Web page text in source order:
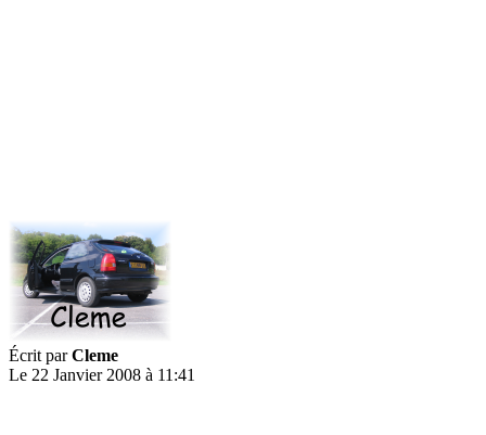
Écrit parCleme
Le 22 Janvier 2008 à 11:41